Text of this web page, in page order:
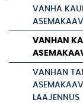
VANHA
VANHAN
VANHAN
LAAJENNUS